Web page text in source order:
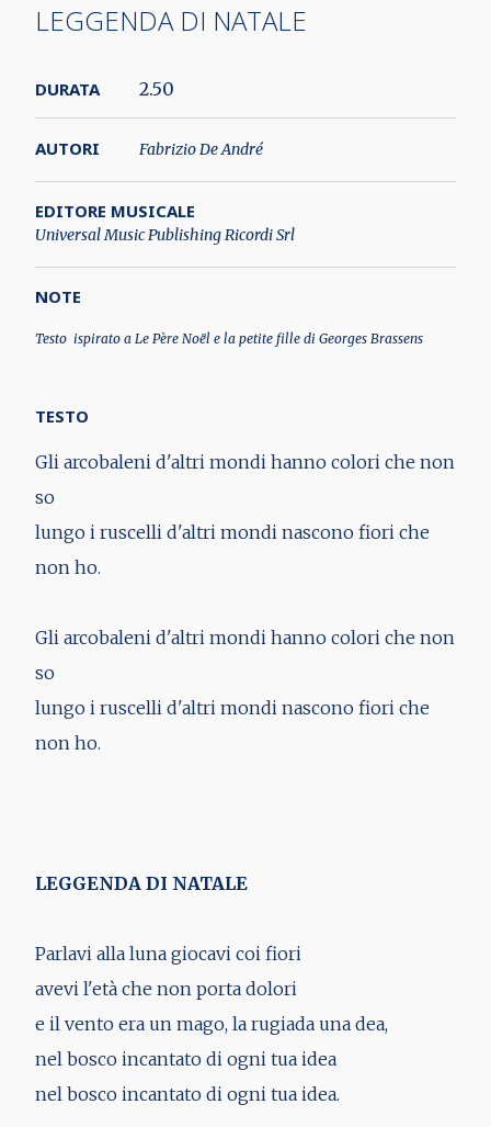
LEGGENDA DI NATALE
DURATA 2.50
AUTORI Fabrizio De André
EDITORE MUSICALE
Universal Music Publishing Ricordi Srl
NOTE
Testo ispirato a Le Père Noël e la petite fille di Georges Brassens
TESTO
Gli arcobaleni d'altri mondi hanno colori che non
so
lungo i ruscelli d'altri mondi nascono fiori che
non ho.
Gli arcobaleni d'altri mondi hanno colori che non
so
lungo i ruscelli d'altri mondi nascono fiori che
non ho.
LEGGENDA DI NATALE
Parlavi alla luna giocavi coi fiori
avevi l'età che non porta dolori
e il vento era un mago, la rugiada una dea,
nel bosco incantato di ogni tua idea
nel bosco incantato di ogni tua idea.